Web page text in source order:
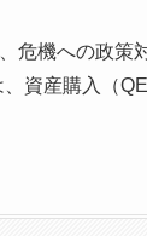
危機への政策
資産購入（